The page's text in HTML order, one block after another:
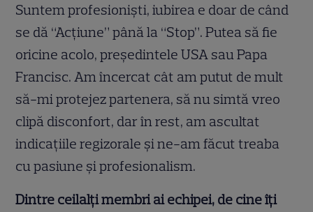
Suntem profesioniști, iubirea e doar de când
se dă “Acțiune” până la “Stop”. Putea să fie
oricine acolo, președintele USA sau Papa
Francisc. Am încercat cât am putut de mult
să-mi protejez partenera, să nu simtă vreo
clipă disconfort, dar în rest, am ascultat
indicațiile regizorale și ne-am făcut treaba
cu pasiune și profesionalism.
Dintre ceilalți membri ai echipei, de cine îți